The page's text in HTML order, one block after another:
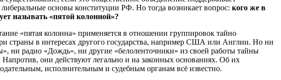
либеральные основы конституции РФ. Но тогда возникает вопрос: кого же в
называть «пятой колонной»?
«пятая колонна» применяется в отношении группировок тайно
страны в интересах другого государства, например США или Англии. Но ни
ни радио «Дождь», ни другие «белоленточники» из своей работы тайны
Напротив, они действуют легально и на законных основаниях. Об их
исполнительным и судебным органам всё известно.